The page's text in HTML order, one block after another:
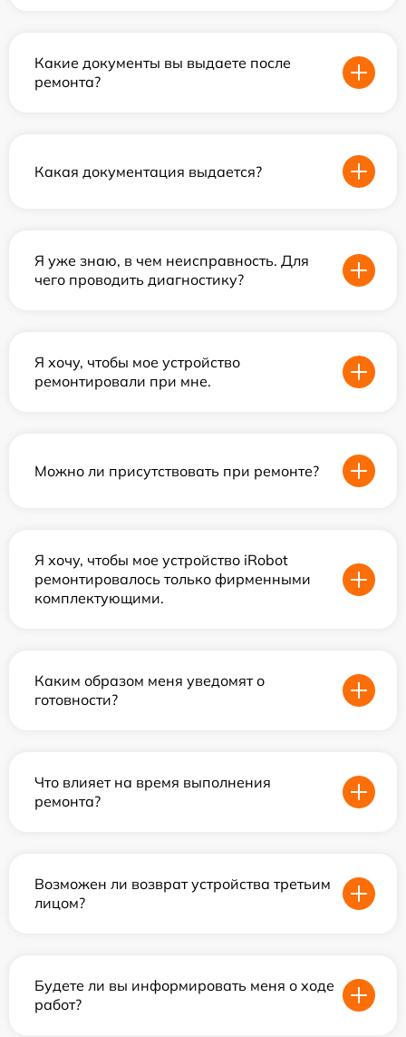
Какие документы вы выдаете после
ремонта?
Какая документация выдается?
Я уже знаю, в чем неисправность. Для
чего проводить диагностику?
Я хочу, чтобы мое устройство
ремонтировали при мне.
Можно ли присутствовать при ремонте?
Я хочу, чтобы мое устройство iRobot
ремонтировалось только фирменными
комплектующими.
Каким образом меня уведомят о
готовности?
Что влияет на время выполнения
ремонта?
Возможен ли возврат устройства третьим
лицом?
Будете ли вы информировать меня о ходе
работ?